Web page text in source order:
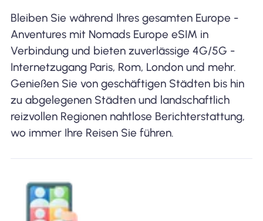
Bleiben Sie während Ihres gesamten Europe -
Anventures mit Nomads Europe eSIM in
Verbindung und bieten zuverlässige 4G/5G -
Internetzugang Paris, Rom, London und mehr.
Genießen Sie von geschäftigen Städten bis hin
zu abgelegenen Städten und landschaftlich
reizvollen Regionen nahtlose Berichterstattung,
wo immer Ihre Reisen Sie führen.